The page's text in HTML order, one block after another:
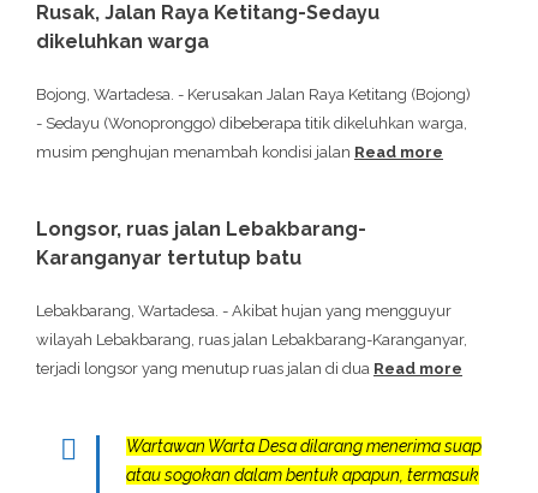
Rusak, Jalan Raya Ketitang-Sedayu
dikeluhkan warga
Bojong, Wartadesa. - Kerusakan Jalan Raya Ketitang (Bojong)
- Sedayu (Wonopronggo) dibeberapa titik dikeluhkan warga,
musim penghujan menambah kondisi jalan Read more
Longsor, ruas jalan Lebakbarang-
Karanganyar tertutup batu
Lebakbarang, Wartadesa. - Akibat hujan yang mengguyur
wilayah Lebakbarang, ruas jalan Lebakbarang-Karanganyar,
terjadi longsor yang menutup ruas jalan di dua Read more
Wartawan Warta Desa dilarang menerima suap
atau sogokan dalam bentuk apapun, termasuk